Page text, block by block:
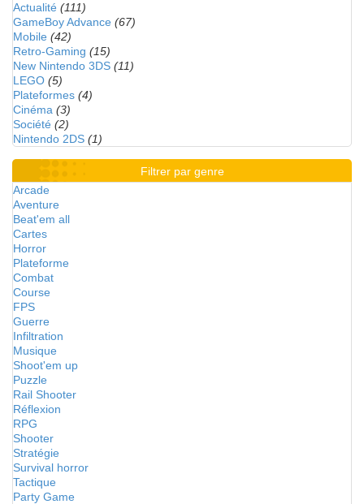
Actualité (111)
GameBoy Advance (67)
Mobile (42)
Retro-Gaming (15)
New Nintendo 3DS (11)
LEGO (5)
Plateformes (4)
Cinéma (3)
Société (2)
Nintendo 2DS (1)
Filtrer par genre
Arcade
Aventure
Beat'em all
Cartes
Horror
Plateforme
Combat
Course
FPS
Guerre
Infiltration
Musique
Shoot'em up
Puzzle
Rail Shooter
Réflexion
RPG
Shooter
Stratégie
Survival horror
Tactique
Party Game